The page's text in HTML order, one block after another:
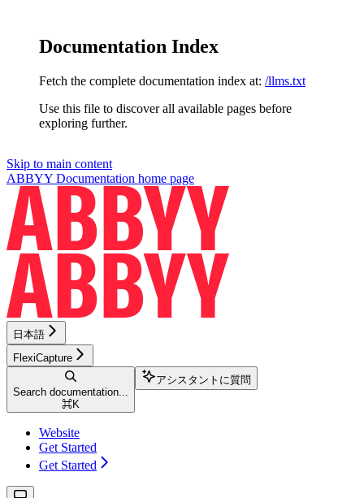
Documentation Index
Fetch the complete documentation index at: /llms.txt
Use this file to discover all available pages before
exploring further.
Skip to main content
ABBYY Documentation home page
日本語
FlexiCapture
Search documentation...
⌘K
アシスタントに質問
Website
Get Started
Get Started